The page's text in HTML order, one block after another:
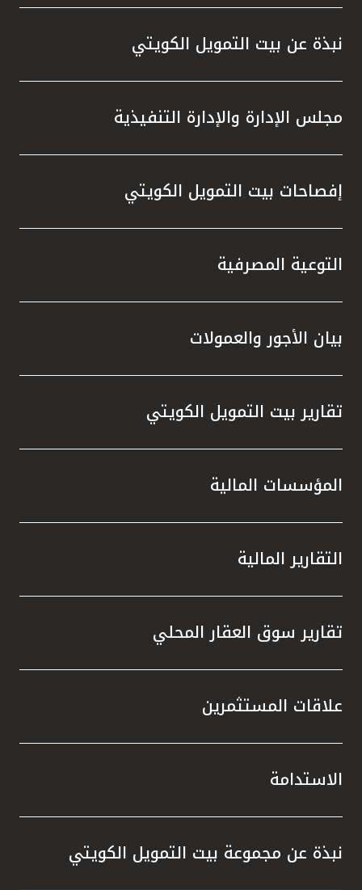
المصرفية،وخدمة KFHonline، وأجهزة الصرف
الآلي والاستفادة من الفرص المميزة التي
توفرها، والتي تمنحهم إمكانية الفوز بجوائز قيّمة
في السحوبات المقبلة ، إلى جانب المزايا
وخدماته المصرفية والتي تلبي تطلعاتهم وتعزز
نبذة عن بيت التمويل الكويتي
مجلس الإدارة والإدارة التنفيذية
إفصاحات بيت التمويل الكويتي
التوعية المصرفية
بيان الأجور والعمولات
تقارير بيت التمويل الكويتي
المؤسسات المالية
التقارير المالية
تقارير سوق العقار المحلي
علاقات المستثمرين
الاستدامة
نبذة عن مجموعة بيت التمويل الكويتي